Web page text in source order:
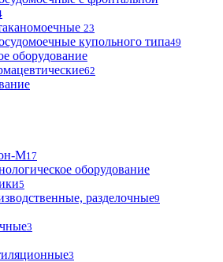
23
купольного типа49
оборудование
62
М17
оборудование
5
разделочные9
3
3